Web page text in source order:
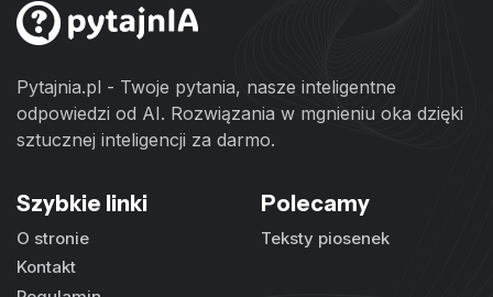
Pytajnia.pl - Twoje pytania, nasze inteligentne
odpowiedzi od AI. Rozwiązania w mgnieniu oka dzięki
sztucznej inteligencji za darmo.
Szybkie linki
O stronie
Kontakt
Polecamy
Teksty piosenek